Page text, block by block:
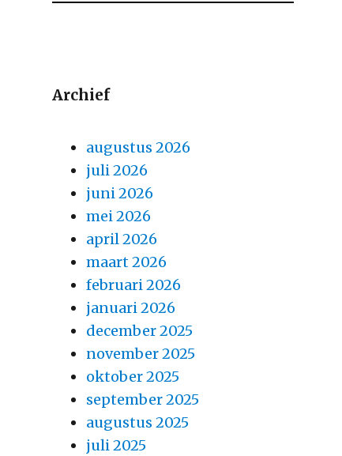
Archief
augustus 2026
juli 2026
juni 2026
mei 2026
april 2026
maart 2026
februari 2026
januari 2026
december 2025
november 2025
oktober 2025
september 2025
augustus 2025
juli 2025